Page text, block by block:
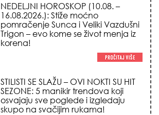
NEDELJNI HOROSKOP (10.08. –
16.08.2026.): Stiže moćno
pomračenje Sunca i Veliki Vazdušni
Trigon – evo kome se život menja iz
korena!
STILISTI SE SLAŽU – OVI NOKTI SU HIT
SEZONE: 5 manikir trendova koji
osvajaju sve poglede i izgledaju
skupo na svačijim rukama!